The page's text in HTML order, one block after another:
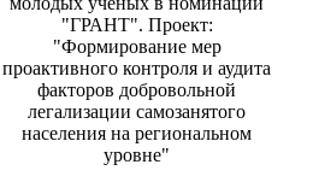
"ГРАНТ". Проект:
"Формирование мер
проактивного контроля и аудита
факторов добровольной
легализации самозанятого
населения на региональном
уровне"